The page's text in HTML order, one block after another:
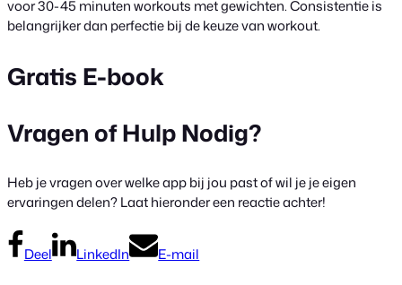
voor 30-45 minuten workouts met gewichten. Consistentie is
belangrijker dan perfectie bij de keuze van workout.
Gratis E-book
Vragen of Hulp Nodig?
Heb je vragen over welke app bij jou past of wil je je eigen
ervaringen delen? Laat hieronder een reactie achter!
Deel LinkedIn E-mail